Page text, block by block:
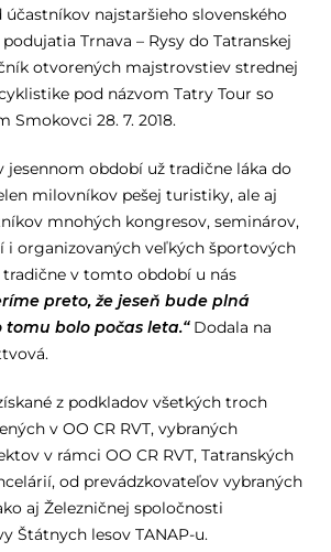
účastníkov najstaršieho slovenského
Trnava – Rysy do Tatranskej
otvorených majstrovstiev strednej
pod názvom Tatry Tour so
Smokovci 28. 7. 2018.
jesennom období už tradične láka do
milovníkov pešej turistiky, ale aj
mnohých kongresov, seminárov,
i organizovaných veľkých športových
v tomto období u nás
preto, že jeseň bude plná
bolo počas leta.“Dodala na
z podkladov všetkých troch
v OO CR RVT, vybraných
v rámci OO CR RVT, Tatranských
od prevádzkovateľov vybraných
aj Železničnej spoločnosti
Štátnych lesov TANAP-u.